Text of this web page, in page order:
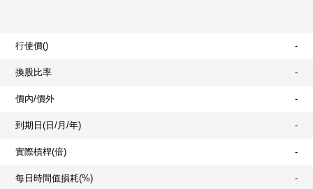
行使價() -
換股比率 -
價內/價外 -
到期日(日/月/年) -
實際槓桿(倍) -
每日時間值損耗(%) -